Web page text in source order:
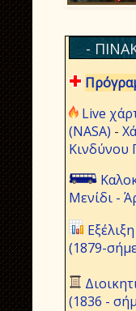
-
Live
(NASA) -
Κινδύνου
Μενίδι -
(1879-
(1836 -